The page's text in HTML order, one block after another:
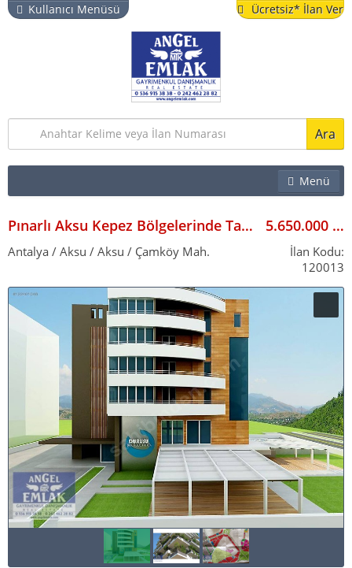
Kullanıcı Menüsü Ücretsiz* İlan Ver
Ara
Menü
ARSA & BAHÇE
YAZLIK
VITRIN İLANLAR
Pınarlı Aksu Kepez Bölgelerinde Tapulu Imarlı Arsa
Antalya / Aksu / Aksu / Çamköy Mah.
5.650.000
İlan Kodu:
120013